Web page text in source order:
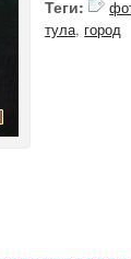
Теги:
тула, город